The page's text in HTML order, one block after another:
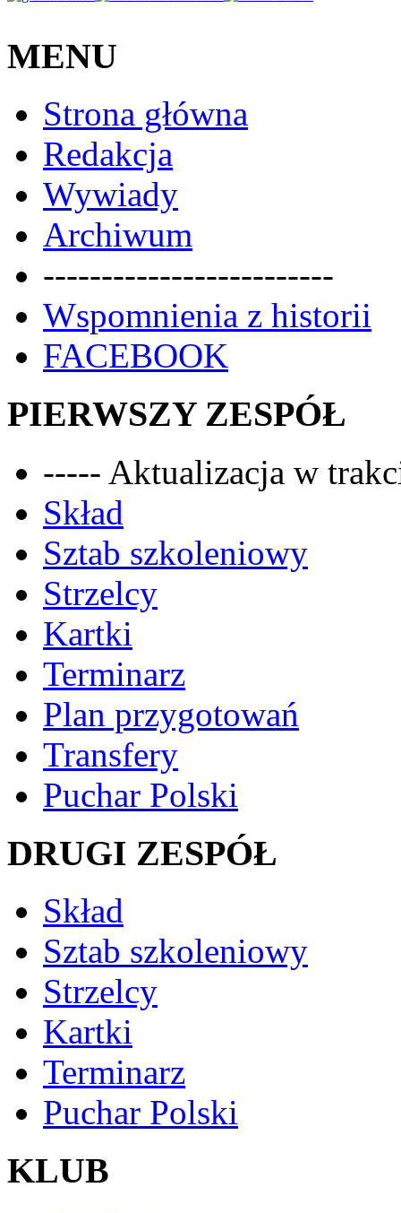
MENU
Strona główna
Redakcja
Wywiady
Archiwum
-------------------------
Wspomnienia z historii
FACEBOOK
PIERWSZY ZESPÓŁ
----- Aktualizacja w
Skład
Sztab szkoleniowy
Strzelcy
Kartki
Terminarz
Plan przygotowań
Transfery
Puchar Polski
DRUGI ZESPÓŁ
Skład
Sztab szkoleniowy
Strzelcy
Kartki
Terminarz
Puchar Polski
KLUB